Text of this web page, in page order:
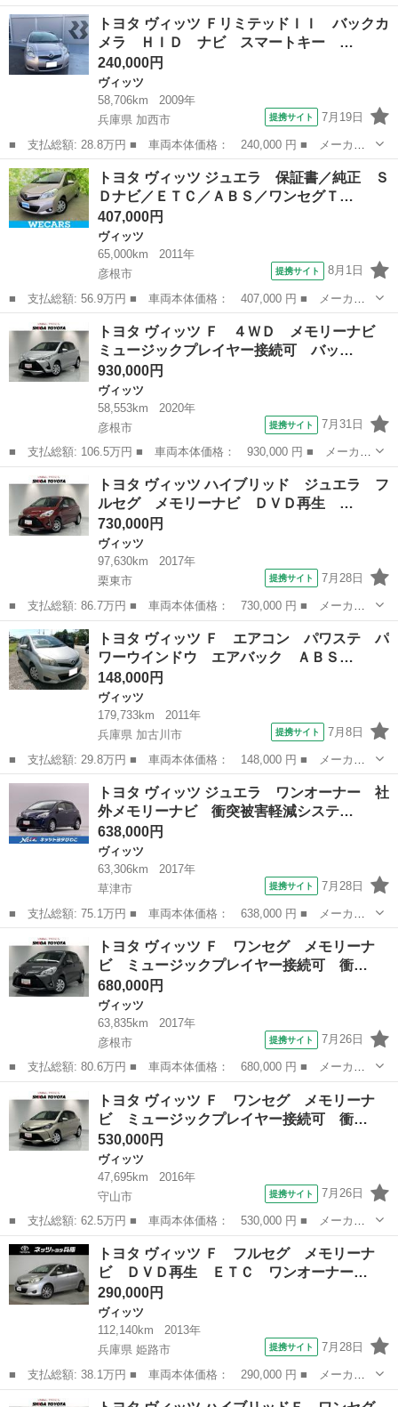
名： トヨタ ■ 車種名： ヴィッツ ■ グレード名： Ｆリミテッ
ド２ 純正 ナビ／ヘッドランプ ＨＩＤ／ＥＴＣ／ＥＢＤ付ＡＢＳ
／横滑り防止...
滋賀 草津市 ヴィッツ
トヨタ ヴィッツ ＦリミテッドＩＩ バックカ
メラ ＨＩＤ ナビ スマートキー …
240,000円
ヴィッツ
58,706km
2009年
兵庫県 加西市
提携サイト 7月19日
■ 支払総額: 28.8万円 ■ 車両本体価格： 240,000 円 ■ メーカー
名： トヨタ ■ 車種名： ヴィッツ ■ グレード名： Ｆリミテッ
ドＩＩ バックカメラ ＨＩＤ ナビ スマートキー 盗難防止シス
テム 衝突安...
兵庫 加西市 ヴィッツ
トヨタ ヴィッツ ジュエラ 保証書／純正 Ｓ
Ｄナビ／ＥＴＣ／ＡＢＳ／ワンセグＴ…
407,000円
ヴィッツ
65,000km
2011年
彦根市
提携サイト 8月1日
■ 支払総額: 56.9万円 ■ 車両本体価格： 407,000 円 ■ メーカー
名： トヨタ ■ 車種名： ヴィッツ ■ グレード名： ジュエラ
保証書／純正 ＳＤナビ／ＥＴＣ／ＡＢＳ／ワンセグＴＶ／禁煙車／
衝突安全ボデ...
滋賀 ヴィッツ
トヨタ ヴィッツ Ｆ ４ＷＤ メモリーナビ
ミュージックプレイヤー接続可 バッ…
930,000円
ヴィッツ
58,553km
2020年
彦根市
提携サイト 7月31日
■ 支払総額: 106.5万円 ■ 車両本体価格： 930,000 円 ■ メーカー
名： トヨタ ■ 車種名： ヴィッツ ■ グレード名： Ｆ ４Ｗ
Ｄ メモリーナビ ミュージックプレイヤー接続可 バックカメラ
衝突被害軽減...
滋賀 彦根市 ヴィッツ
トヨタ ヴィッツ ハイブリッド ジュエラ フ
ルセグ メモリーナビ ＤＶＤ再生 …
730,000円
ヴィッツ
97,630km
2017年
栗東市
提携サイト 7月28日
■ 支払総額: 86.7万円 ■ 車両本体価格： 730,000 円 ■ メーカー
名： トヨタ ■ 車種名： ヴィッツ ■ グレード名： ハイブリッ
ド ジュエラ フルセグ メモリーナビ ＤＶＤ再生 ミュージック
プレイヤー接...
滋賀 栗東市 ヴィッツ
トヨタ ヴィッツ Ｆ エアコン パワステ パ
ワーウインドウ エアバック ＡＢＳ…
148,000円
ヴィッツ
179,733km
2011年
兵庫県 加古川市
提携サイト 7月8日
■ 支払総額: 29.8万円 ■ 車両本体価格： 148,000 円 ■ メーカー
名： トヨタ ■ 車種名： ヴィッツ ■ グレード名： Ｆ エアコ
ン パワステ パワーウインドウ エアバック ＡＢＳ ■ 排気
量： 1000...
兵庫 加古川市 ヴィッツ
トヨタ ヴィッツ ジュエラ ワンオーナー 社
外メモリーナビ 衝突被害軽減システ…
638,000円
ヴィッツ
63,306km
2017年
草津市
提携サイト 7月28日
■ 支払総額: 75.1万円 ■ 車両本体価格： 638,000 円 ■ メーカー
名： トヨタ ■ 車種名： ヴィッツ ■ グレード名： ジュエラ
ワンオーナー 社外メモリーナビ 衝突被害軽減システム オートマ
チックハイビ...
滋賀 ヴィッツ
トヨタ ヴィッツ Ｆ ワンセグ メモリーナ
ビ ミュージックプレイヤー接続可 衝…
680,000円
ヴィッツ
63,835km
2017年
彦根市
提携サイト 7月26日
■ 支払総額: 80.6万円 ■ 車両本体価格： 680,000 円 ■ メーカー
名： トヨタ ■ 車種名： ヴィッツ ■ グレード名： Ｆ ワンセ
グ メモリーナビ ミュージックプレイヤー接続可 衝突被害軽減シ
ステム ワン...
滋賀 ヴィッツ
トヨタ ヴィッツ Ｆ ワンセグ メモリーナ
ビ ミュージックプレイヤー接続可 衝…
530,000円
ヴィッツ
47,695km
2016年
守山市
提携サイト 7月26日
■ 支払総額: 62.5万円 ■ 車両本体価格： 530,000 円 ■ メーカー
名： トヨタ ■ 車種名： ヴィッツ ■ グレード名： Ｆ ワンセ
グ メモリーナビ ミュージックプレイヤー接続可 衝突被害軽減シ
ステム ワン...
滋賀 守山市 ヴィッツ
トヨタ ヴィッツ Ｆ フルセグ メモリーナ
ビ ＤＶＤ再生 ＥＴＣ ワンオーナー…
290,000円
ヴィッツ
112,140km
2013年
兵庫県 姫路市
提携サイト 7月28日
■ 支払総額: 38.1万円 ■ 車両本体価格： 290,000 円 ■ メーカー
名： トヨタ ■ 車種名： ヴィッツ ■ グレード名： Ｆ フルセ
兵庫 ヴィッツ